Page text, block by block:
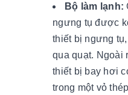
Bộ làm lạnh:
ngưng tụ được
thiết bị ngưng
qua quạt. Ngoài
thiết bị bay hơi
trong một vỏ